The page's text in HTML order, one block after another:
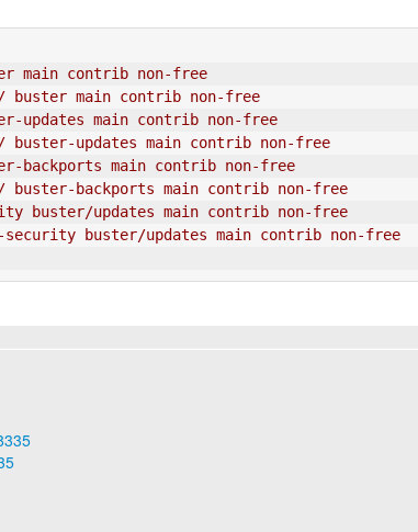
main contrib non-free
main contrib non-free
updates main contrib non-free
updates main contrib non-free
backports main contrib non-free
backports main contrib non-free
buster/updates main contrib non-free
buster/updates main contrib non-free